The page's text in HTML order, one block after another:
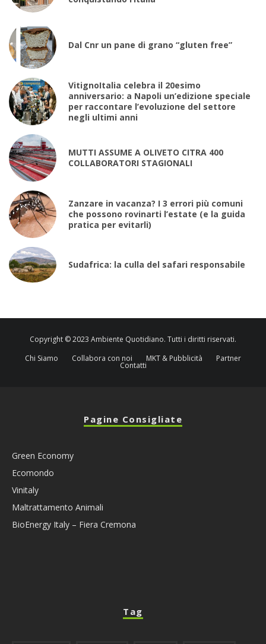
Dal Cnr un pane di grano “gluten free”
VitignoItalia celebra il 20esimo
anniversario: a Napoli un’edizione speciale
per raccontare l’evoluzione del settore
negli ultimi anni
MUTTI ASSUME A OLIVETO CITRA 400
COLLABORATORI STAGIONALI
Zanzare in vacanza? I 3 errori più comuni
che possono rovinarti l’estate (e la guida
pratica per evitarli)
Sudafrica: la culla del safari responsabile
Copyright © 2023 Ambiente Quotidiano. Tutti i diritti riservati.
Chi Siamo
Collabora con noi MKT & Pubblicità Partner
Contatti
Pagine Consigliate
Green Economy
Ecomondo
Vinitaly
Maltrattamento Animali
BioEnergy Italy – Fiera Cremona
Tag